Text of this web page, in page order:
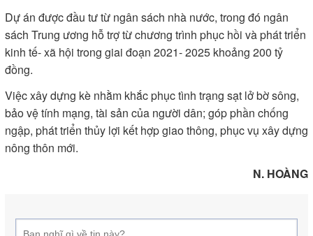
Dự án được đầu tư từ ngân sách nhà nước, trong đó ngân
sách Trung ương hỗ trợ từ chương trình phục hồi và phát triển
kinh tế- xã hội trong giai đoạn 2021- 2025 khoảng 200 tỷ
đồng.
Việc xây dựng kè nhằm khắc phục tình trạng sạt lở bờ sông,
bảo vệ tính mạng, tài sản của người dân; góp phần chống
ngập, phát triển thủy lợi kết hợp giao thông, phục vụ xây dựng
nông thôn mới.
N. HOÀNG